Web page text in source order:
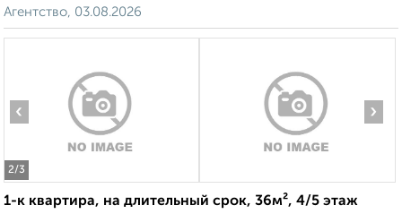
Агентство, 03.08.2026
2/3
‹ ›
1-к квартира, на длительный срок, 36м², 4/5 этаж